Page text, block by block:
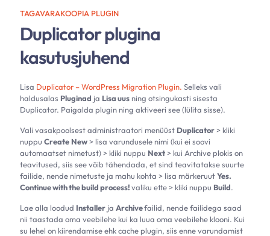
TAGAVARAKOOPIA PLUGIN
Duplicator plugina
kasutusjuhend
Lisa Duplicator – WordPress Migration Plugin. Selleks vali
haldusalas Pluginad ja Lisa uus ning otsingukasti sisesta
Duplicator. Paigalda plugin ning aktiveeri see (lülita sisse).
Vali vasakpoolsest administraatori menüüst Duplicator> kliki
nuppu Create New> lisa varundusele nimi (kui ei soovi
automaatset nimetust) > kliki nuppu Next> kui Archive plokis on
teavitused, siis see võib tähendada, et sind teavitatakse suurte
failide, nende nimetuste ja mahu kohta > lisa märkeruutYes.
Continue with the build process!valiku ette > kliki nuppu Build.
Lae alla loodud Installer ja Archivefailid, nende failidega saad
nii taastada oma veebilehe kui ka luua oma veebilehe klooni. Kui
su lehel on kiirendamise ehk cache plugin, siis enne varundamist